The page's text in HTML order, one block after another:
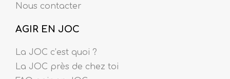
Nous contacter
AGIR EN JOC
La JOC c’est quoi ?
La JOC près de chez toi